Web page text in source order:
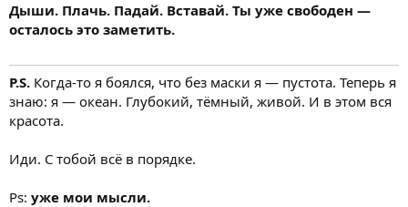
Дыши. Плачь. Падай. Вставай. Ты уже свободен —
осталось это заметить.
P.S. Когда-то я боялся, что без маски я — пустота. Теперь я
знаю: я — океан. Глубокий, тёмный, живой. И в этом вся
красота.
Иди. С тобой всё в порядке.
Ps: уже мои мысли.